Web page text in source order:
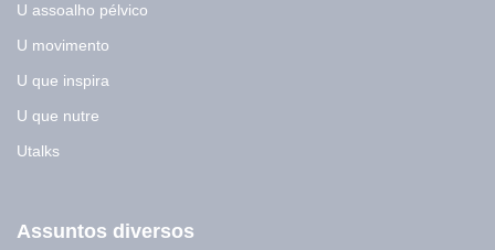
U assoalho pélvico
U movimento
U que inspira
U que nutre
Utalks
Assuntos diversos